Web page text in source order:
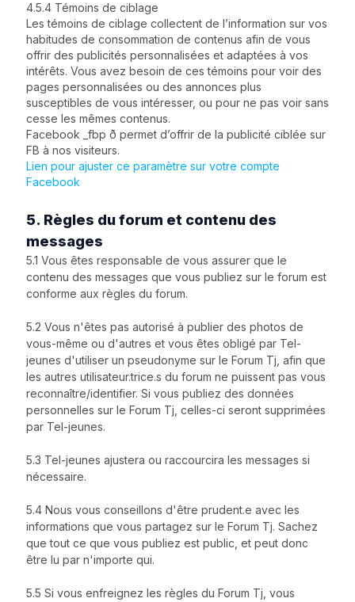
4.5.4 Témoins de ciblage
Les témoins de ciblage collectent de l’information sur vos
habitudes de consommation de contenus afin de vous
offrir des publicités personnalisées et adaptées à vos
intérêts. Vous avez besoin de ces témoins pour voir des
pages personnalisées ou des annonces plus
susceptibles de vous intéresser, ou pour ne pas voir sans
cesse les mêmes contenus.
Facebook _fbp ð permet d’offrir de la publicité ciblée sur
FB à nos visiteurs.
Lien pour ajuster ce paramètre sur votre compte
Facebook
5. Règles du forum et contenu des
messages
5.1 Vous êtes responsable de vous assurer que le
contenu des messages que vous publiez sur le forum est
conforme aux règles du forum.
5.2 Vous n'êtes pas autorisé à publier des photos de
vous-même ou d'autres et vous êtes obligé par Tel-
jeunes d'utiliser un pseudonyme sur le Forum Tj, afin que
les autres utilisateur.trice.s du forum ne puissent pas vous
reconnaître/identifier. Si vous publiez des données
personnelles sur le Forum Tj, celles-ci seront supprimées
par Tel-jeunes.
5.3 Tel-jeunes ajustera ou raccourcira les messages si
nécessaire.
5.4 Nous vous conseillons d'être prudent.e avec les
informations que vous partagez sur le Forum Tj. Sachez
que tout ce que vous publiez est public, et peut donc
être lu par n'importe qui.
5.5 Si vous enfreignez les règles du Forum Tj, vous